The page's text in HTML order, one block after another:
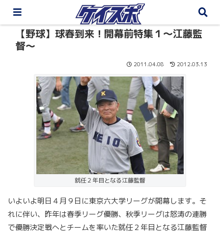
【野球】球春到来！開幕前特集１～江藤監
督～
2011.04.08 2012.03.13
就任２年目となる江藤監督
いよいよ明日４月９日に東京六大学リーグが開幕します。そ
れに伴い、昨年は春季リーグ優勝、秋季リーグは怒涛の連勝
で優勝決定戦へとチームを率いた就任２年目となる江藤監督